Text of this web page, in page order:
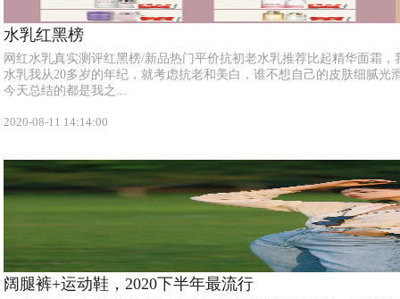
水乳红黑榜
网红水乳真实测评红黑榜/新品热门平价抗初老水乳推荐比起精华面霜
水乳我从20多岁的年纪，就考虑抗老和美白，谁不想自己的皮肤细腻光
今天总结的都是我之...
2020-08-11 14:14:00
阔腿裤+运动鞋，2020下半年最流行